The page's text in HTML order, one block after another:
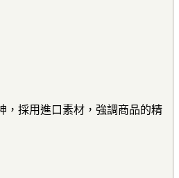
，採用進口素材，強調商品的精